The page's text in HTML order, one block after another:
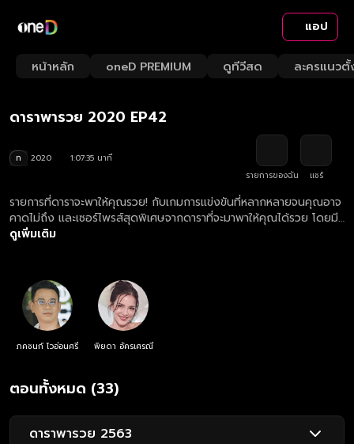
แอป
หน้าหลัก oneD PREMIUM ดูทีวีสด ละครแนวตั้
Loaded:
1.48%
Rate
ดาราพารวย 2020 EP42
ท 2020
1:07:35 นาที
รายการของฉัน
แชร์
รายการที่ดาราจะพาให้คุณรวย! กับเกมการแข่งขันที่หลากหลายจนคุณอาจ
คาดไม่ถึง และเซอร์ไพรส์สุดพิเศษจากดาราที่จะมาพาให้คุณได้รวย โดยมี
"แฟรงค์ ภคชนก์" และ "อ้อม พิยดา" รับหน้าที่พิธีกร
ดูเพิ่มเติม
ภคชนก์ โวอ่อนศรี พิยดา อัครเศรณี
ตอนทั้งหมด (33)
ดาราพารวย 2563